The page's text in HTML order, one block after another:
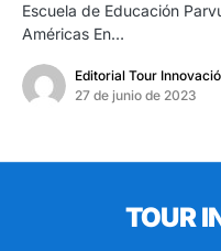
Escuela de Educación
Américas En…
Editorial Tour
27 de junio de 2023
TOUR